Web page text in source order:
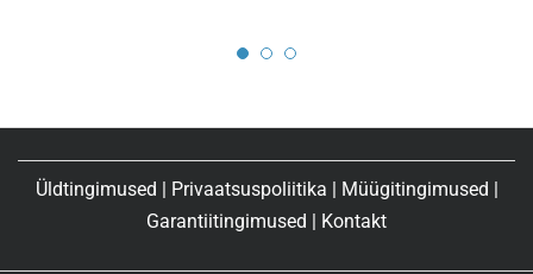
Üldtingimused Privaatsuspoliitika Müügitingimused
Garantiitingimused
Kontakt